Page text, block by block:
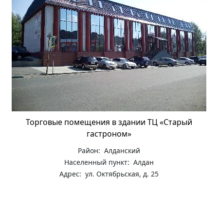
Торговые помещения в здании ТЦ «Старый
гастроном»
Район: Алданский
Населенный пункт: Алдан
Адрес: ул. Октябрьская, д. 25